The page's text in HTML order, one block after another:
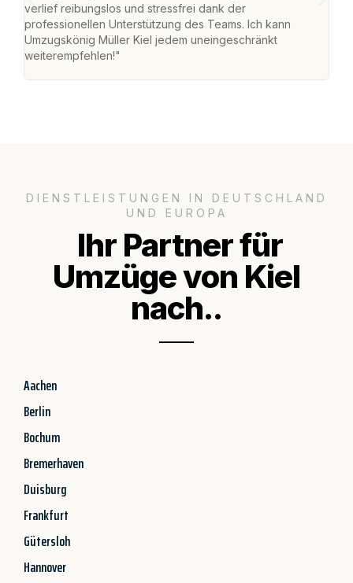
verlief reibungslos und stressfrei dank der
professionellen Unterstützung des Teams. Ich kann
Umzugskönig Müller Kiel jedem uneingeschränkt
weiterempfehlen!"
DIENSTLEISTUNGEN IN DEUTSCHLAND
UND EUROPA
Ihr Partner für
Umzüge von Kiel
nach..
Aachen
Berlin
Bochum
Bremerhaven
Duisburg
Frankfurt
Gütersloh
Hannover